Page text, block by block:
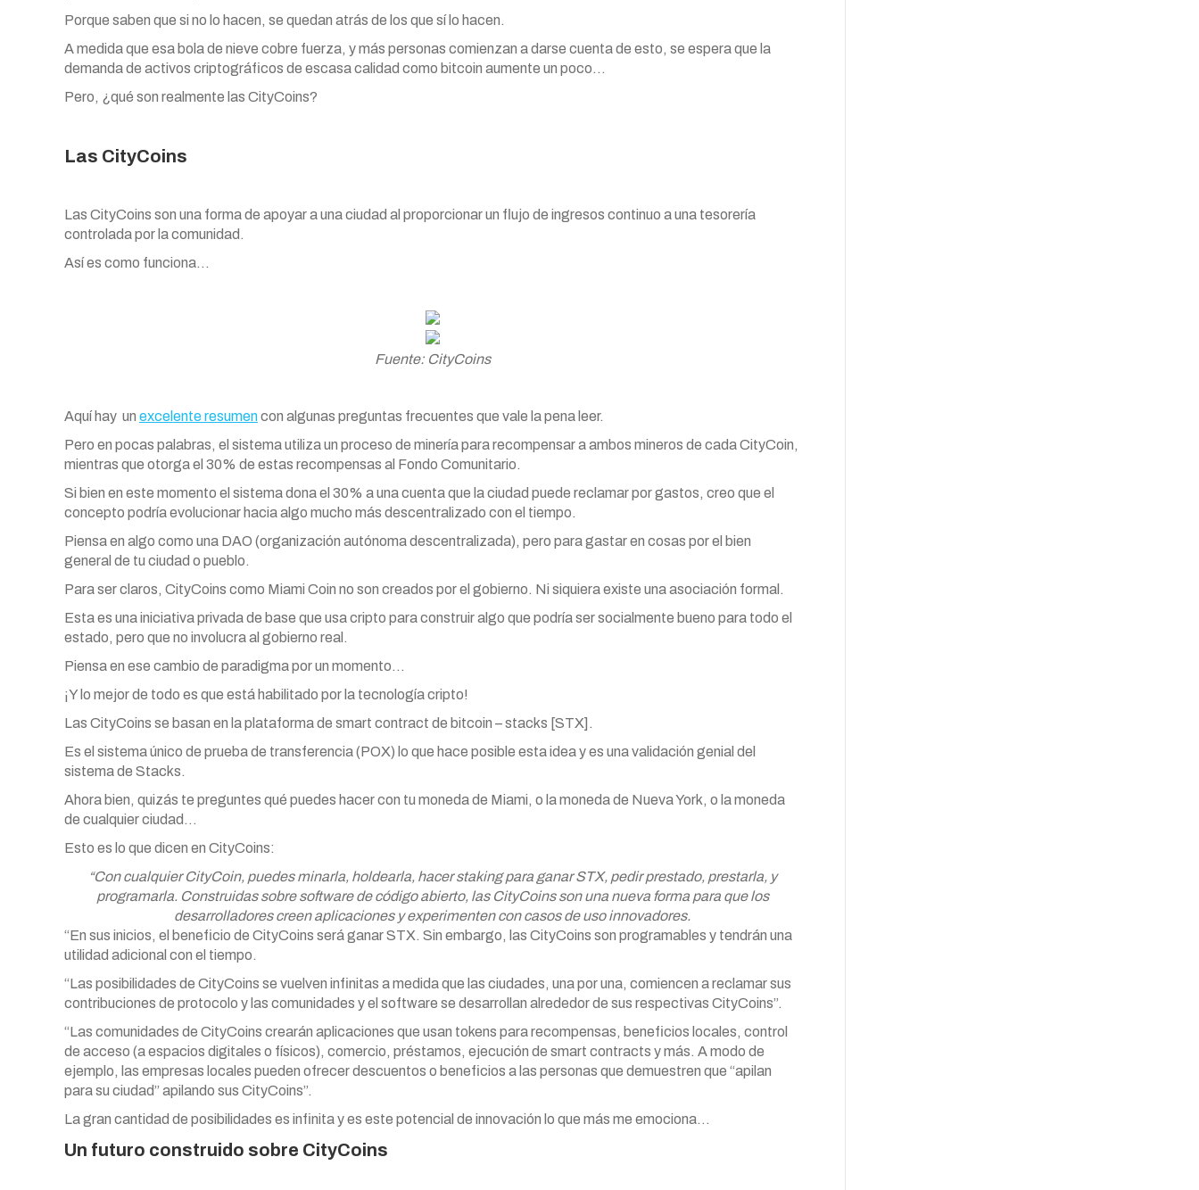
Porque saben que si no lo hacen, se quedan atrás de los que sí lo hacen.
A medida que esa bola de nieve cobre fuerza, y más personas comienzan a darse cuenta de esto, se espera que la
demanda de activos criptográficos de escasa calidad como bitcoin aumente un poco…
Pero, ¿qué son realmente las CityCoins?
Las CityCoins
Las CityCoins son una forma de apoyar a una ciudad al proporcionar un flujo de ingresos continuo a una tesorería
controlada por la comunidad.
Así es como funciona…
Fuente: CityCoins
Aquí hay un excelente resumencon algunas preguntas frecuentes que vale la pena leer.
Pero en pocas palabras, el sistema utiliza un proceso de minería para recompensar a ambos mineros de cada CityCoin,
mientras que otorga el 30% de estas recompensas al Fondo Comunitario.
Si bien en este momento el sistema dona el 30% a una cuenta que la ciudad puede reclamar por gastos, creo que el
concepto podría evolucionar hacia algo mucho más descentralizado con el tiempo.
Piensa en algo como una DAO (organización autónoma descentralizada), pero para gastar en cosas por el bien
general de tu ciudad o pueblo.
Para ser claros, CityCoins como Miami Coin no son creados por el gobierno. Ni siquiera existe una asociación formal.
Esta es una iniciativa privada de base que usa cripto para construir algo que podría ser socialmente bueno para todo el
estado, pero que no involucra al gobierno real.
Piensa en ese cambio de paradigma por un momento…
¡Y lo mejor de todo es que está habilitado por la tecnología cripto!
Las CityCoins se basan en la plataforma de smart contract de bitcoin – stacks [STX].
Es el sistema único de prueba de transferencia (POX) lo que hace posible esta idea y es una validación genial del
sistema de Stacks.
Ahora bien, quizás te preguntes qué puedes hacer con tu moneda de Miami, o la moneda de Nueva York, o la moneda
de cualquier ciudad…
Esto es lo que dicen en CityCoins:
“Con cualquier CityCoin, puedes minarla, holdearla, hacer staking para ganar STX, pedir prestado, prestarla, y
programarla. Construidas sobre software de código abierto, las CityCoins son una nueva forma para que los
desarrolladores creen aplicaciones y experimenten con casos de uso innovadores.
“En sus inicios, el beneficio de CityCoins será ganar STX. Sin embargo, las CityCoins son programables y tendrán una
utilidad adicional con el tiempo.
“Las posibilidades de CityCoins se vuelven infinitas a medida que las ciudades, una por una, comiencen a reclamar sus
contribuciones de protocolo y las comunidades y el software se desarrollan alrededor de sus respectivas CityCoins”.
“Las comunidades de CityCoins crearán aplicaciones que usan tokens para recompensas, beneficios locales, control
de acceso (a espacios digitales o físicos), comercio, préstamos, ejecución de smart contracts y más. A modo de
ejemplo, las empresas locales pueden ofrecer descuentos o beneficios a las personas que demuestren que “apilan
para su ciudad” apilando sus CityCoins”.
La gran cantidad de posibilidades es infinita y es este potencial de innovación lo que más me emociona…
Un futuro construido sobre CityCoins